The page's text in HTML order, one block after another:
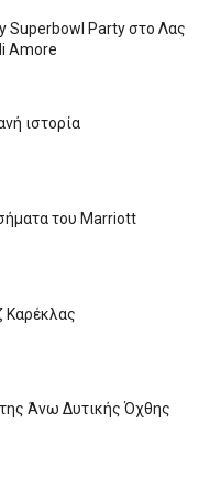
Superbowl Party στο Λας
Amore
ιστορία
του Marriott
Καρέκλας
Άνω Δυτικής Όχθης